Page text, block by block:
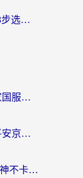
国外打不开国内的app怎么办理？3步选对加速器，刷剧办业务都不愁
出国还能打王国纪元吗？海外玩家国服游戏畅玩终极指南
海外党必看：手机国外玩决战！平安京加速器推荐——解决延迟卡顿的终极方案
留学生&海外华人必看：海外玩原神不卡顿的秘密——原神加速器选择与使用全攻略